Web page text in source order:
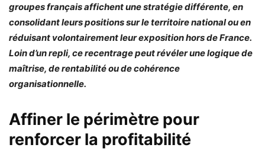
groupes français affichent une stratégie différente, en
consolidant leurs positions sur le territoire national ou en
réduisant volontairement leur exposition hors de France.
Loin d’un repli, ce recentrage peut révéler une logique de
maîtrise, de rentabilité ou de cohérence
organisationnelle.
Affiner le périmètre pour
renforcer la profitabilité